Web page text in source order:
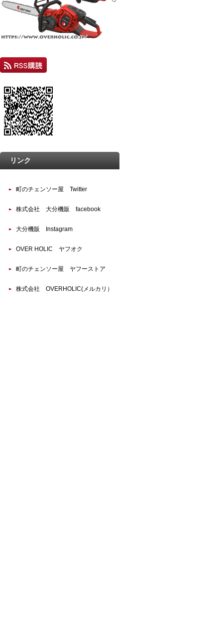
リンク
町のチェンソー屋 Twitter
株式会社 大分機販 facebook
大分機販 Instagram
OVER HOLIC ヤフオク
町のチェンソー屋 ヤフーストア
株式会社 OVERHOLIC(メルカリ）